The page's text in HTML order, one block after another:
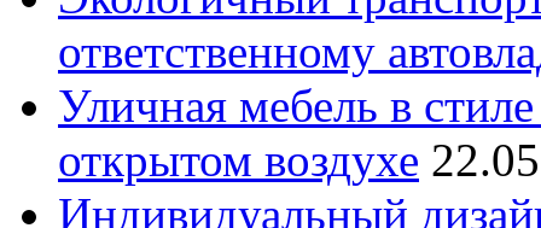
ответственному
Уличная мебель в
открытом воздухе
Индивидуальный